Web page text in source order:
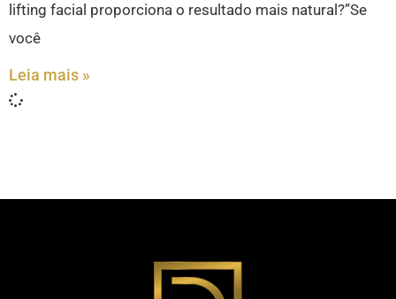
lifting facial proporciona o resultado mais natural?”Se
você
Leia mais »